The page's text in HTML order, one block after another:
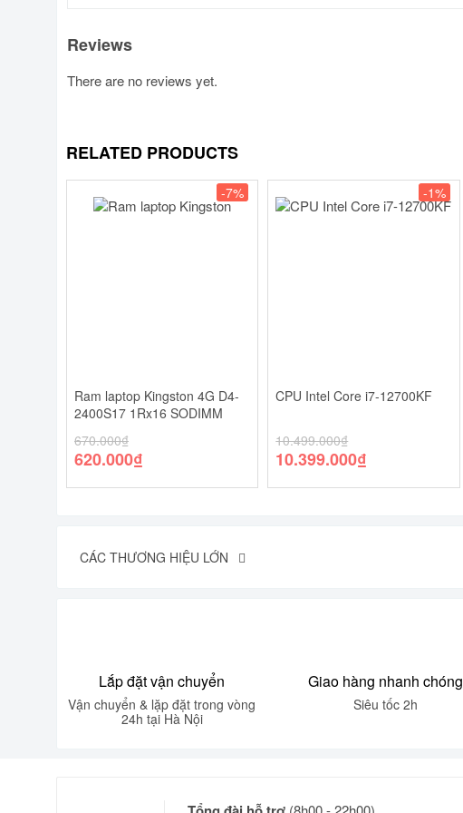
Reviews
There are no reviews yet.
RELATED PRODUCTS
-7%
Ram laptop Kingston 4G D4-
2400S17 1Rx16 SODIMM
670.000₫
620.000₫
-1%
CPU Intel Core i7-12700KF
10.499.000₫
10.399.000₫
CÁC THƯƠNG HIỆU LỚN
Lắp đặt vận chuyển
Vận chuyển & lặp đặt trong vòng
24h tại Hà Nội
Giao hàng nhanh chóng
Siêu tốc 2h